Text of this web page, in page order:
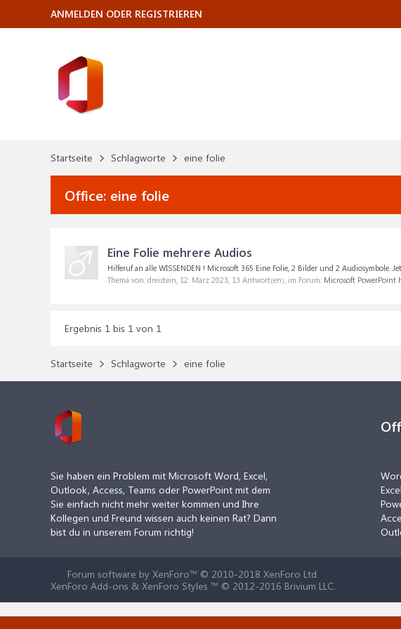
Startseite Schlagworte eine folie
Office: eine folie
Eine Folie mehrere Audios
Hilferuf an alle WISSENDEN ! Microsoft 365 Eine Folie, 2 Bilder und 2 Audiosymbole.
Thema von: dreistein, 12. März 2023, 13 Antwort(en), im Forum: Microsoft PowerPoint
Ergebnis 1 bis 1 von 1
Startseite Schlagworte eine folie
ANMELDEN ODER REGISTRIEREN
Sie haben ein Problem mit Microsoft Word, Excel,
Outlook, Access, Teams oder PowerPoint mit dem
Sie einfach nicht mehr weiter kommen und Ihre
Kollegen und Freund wissen auch keinen Rat? Dann
bist du in unserem Forum richtig!
Forum software by XenForo™ © 2010-2018 XenForo Ltd.
XenForo Add-ons & XenForo Styles ™ © 2012-2016 Brivium LLC.